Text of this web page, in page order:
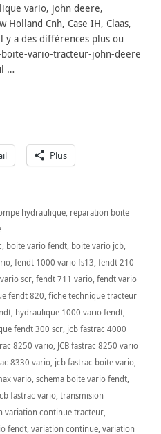
vario, john deere,
Holland Cnh, Case IH, Claas,
y a des différences plus ou
vario-tracteur-john-deere
…
Plus
hydraulique, reparation boite
, boite vario fendt, boite vario jcb,
, fendt 1000 vario fs13, fendt 210
scr, fendt 711 vario, fendt vario
fendt 820, fiche technique tracteur
, hydraulique 1000 vario fendt,
fendt 300 scr, jcb fastrac 4000
8250 vario, JCB fastrac 8250 vario
8330 vario, jcb fastrac boite vario,
vario, schema boite vario fendt,
fastrac vario, transmision
variation continue tracteur,
fendt, variation continue, variation